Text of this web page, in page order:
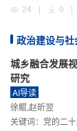
24
| 0 |
政治建设与
城乡融合发展
研究
AI导读
徐鲲,赵昕翌
关键词： 党的二十届